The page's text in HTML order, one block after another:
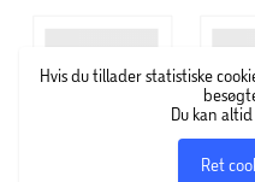
indeholder 428 elementer.
Hvis du tillader statistiske
Du kan
Ret